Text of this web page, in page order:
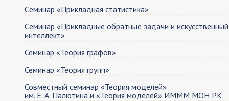
Cеминар «Прикладная статистика»
Cеминар «Прикладные обратные задачи и искусственный
интеллект»
Семинар «Теория графов»
Семинар «Теория групп»
Совместный семинар «Теория моделей»
им. Е. А. Палютина и «Теория моделей» ИМММ МОН РК